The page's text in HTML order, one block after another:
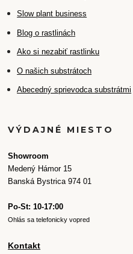
Slow plant business
Blog o rastlinách
Ako si nezabiť rastlinku
O našich substrátoch
Abecedný sprievodca substrátmi
VÝDAJNÉ MIESTO
Showroom
Medený Hámor 15
Banská Bystrica 974 01
Po-St: 10-17:00
Ohlás sa telefonicky vopred
Kontakt